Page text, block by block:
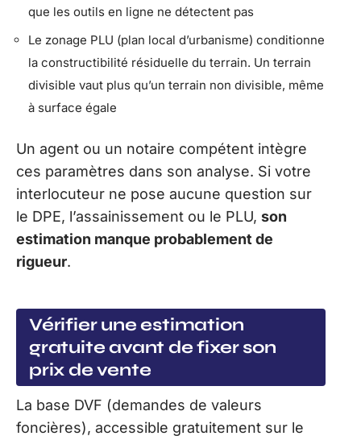
que les outils en ligne ne détectent pas
Le zonage PLU (plan local d’urbanisme) conditionne
la constructibilité résiduelle du terrain. Un terrain
divisible vaut plus qu’un terrain non divisible, même
à surface égale
Un agent ou un notaire compétent intègre
ces paramètres dans son analyse. Si votre
interlocuteur ne pose aucune question sur
le DPE, l’assainissement ou le PLU, son
estimation manque probablement de
rigueur.
Vérifier une estimation
gratuite avant de fixer son
prix de vente
La base DVF (demandes de valeurs
foncières), accessible gratuitement sur le